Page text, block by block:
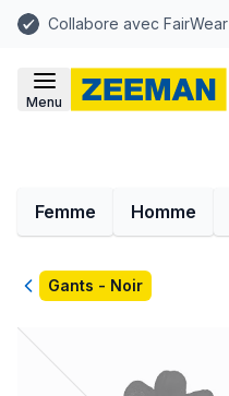
Collabore avec FairWear
Menu
Femme Homme
RetourGants - Noir